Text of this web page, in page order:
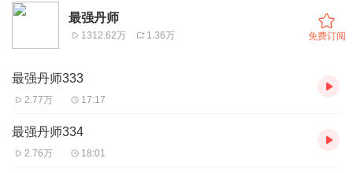
最强丹师
1312.62万 1.36万 免费订阅
最强丹师333
2.77万 17:17
最强丹师334
2.76万 18:01